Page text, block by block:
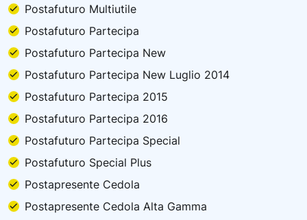
Postafuturo Multiutile
Postafuturo Partecipa
Postafuturo Partecipa New
Postafuturo Partecipa New Luglio 2014
Postafuturo Partecipa 2015
Postafuturo Partecipa 2016
Postafuturo Partecipa Special
Postafuturo Special Plus
Postapresente Cedola
Postapresente Cedola Alta Gamma